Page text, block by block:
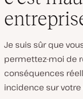
Je suis sûr que
permettez-moi de
conséquences
incidence sur votre